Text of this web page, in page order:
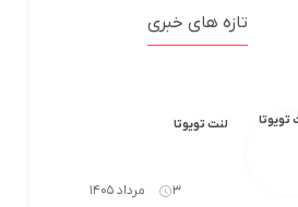
یدکی لندکروزر
تازه های خبری
لنت تویوتا
3 مرداد 1405